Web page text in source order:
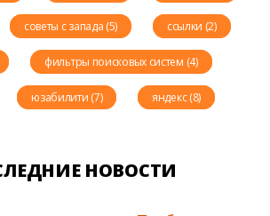
советы с запада (5) ссылки (2)
фильтры поисковых систем (4)
юзабилити (7) яндекс (8)
НОВОСТИ